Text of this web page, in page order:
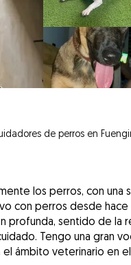
de perros en
los perros, con una
con perros desde hace
profunda, sentido de la
Tengo una gran
el ámbito veterinario en